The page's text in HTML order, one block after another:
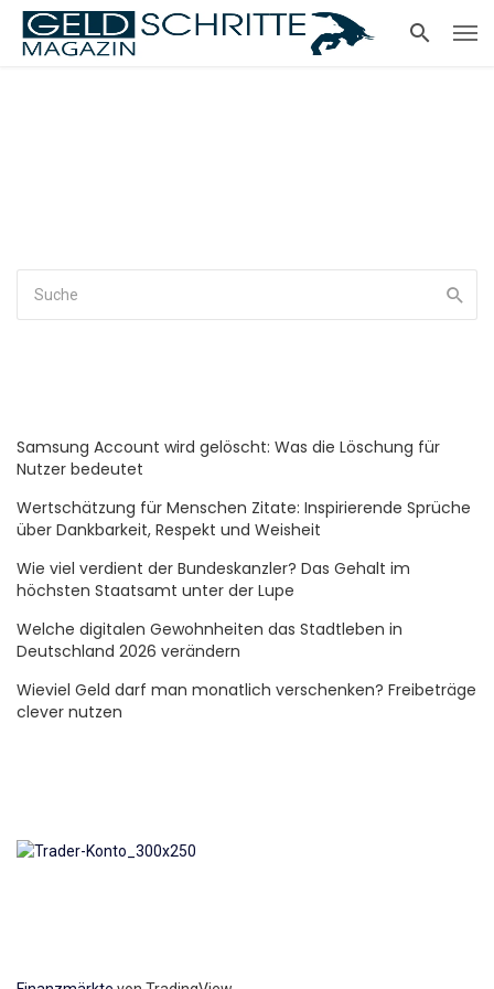
Samsung Account wird gelöscht: Was die Löschung für
Nutzer bedeutet
Wertschätzung für Menschen Zitate: Inspirierende Sprüche
über Dankbarkeit, Respekt und Weisheit
Wie viel verdient der Bundeskanzler? Das Gehalt im
höchsten Staatsamt unter der Lupe
Welche digitalen Gewohnheiten das Stadtleben in
Deutschland 2026 verändern
Wieviel Geld darf man monatlich verschenken? Freibeträge
clever nutzen